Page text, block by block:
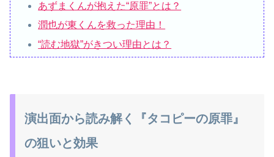
あずまくんが抱えた“原罪”とは？
潤也が東くんを救った理由！
“読む地獄”がきつい理由とは？
演出面から読み解く『タコピーの原罪』
の狙いと効果